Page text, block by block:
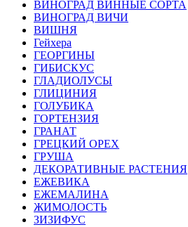
ВИНОГРАД ВИННЫЕ СОРТА
ВИНОГРАД ВИЧИ
ВИШНЯ
Гейхера
ГЕОРГИНЫ
ГИБИСКУС
ГЛАДИОЛУСЫ
ГЛИЦИНИЯ
ГОЛУБИКА
ГОРТЕНЗИЯ
ГРАНАТ
ГРЕЦКИЙ ОРЕХ
ГРУША
ДЕКОРАТИВНЫЕ РАСТЕНИЯ
ЕЖЕВИКА
ЕЖЕМАЛИНА
ЖИМОЛОСТЬ
ЗИЗИФУС